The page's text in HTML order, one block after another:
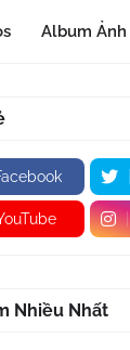
Album Ảnh
Nhiều Nhất